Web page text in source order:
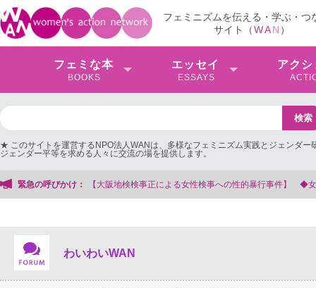
フェミニズムを伝える・学ぶ・つ
サイト（WAN ）
フェミな本
BOOKS
エッセイ
ESSAYS
アクシ
★ このサイトを運営するNPO法人WANは、多様なフェミニズム実践とジェンダー
ジェンダー平等を求める人々に交流の場を提供します。
緊急の呼びかけ：
会事務局
わいわいWAN